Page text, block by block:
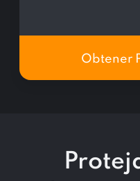
Obtener